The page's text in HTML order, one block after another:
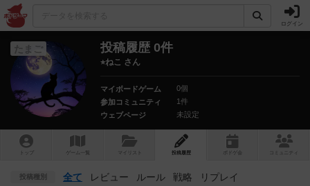
ログイン
たまご 投稿履歴 0件
⭐︎ねこ さん
マイボードゲーム
0個
参加コミュニティ
1件
ウェブページ
未設定
トップ ゲーム一覧 マイリスト 投稿履歴 ボ ドゲ コミュニティ
投稿種別 全て レビュー ルール 戦略 リプレイ